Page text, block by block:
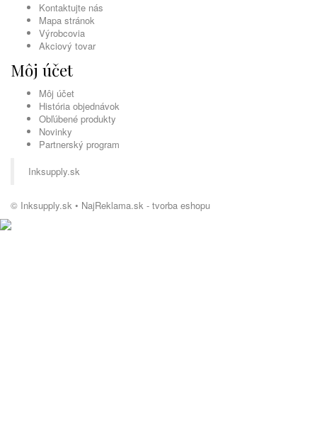
Kontaktujte nás
Mapa stránok
Výrobcovia
Akciový tovar
Môj účet
Môj účet
História objednávok
Obľúbené produkty
Novinky
Partnerský program
Inksupply.sk
© Inksupply.sk • NajReklama.sk - tvorba eshopu